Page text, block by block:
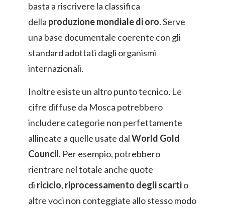
basta a riscrivere la classifica
della produzione mondiale di oro. Serve
una base documentale coerente con gli
standard adottati dagli organismi
internazionali.
Inoltre esiste un altro punto tecnico. Le
cifre diffuse da Mosca potrebbero
includere categorie non perfettamente
allineate a quelle usate dalWorld Gold
Council. Per esempio, potrebbero
rientrare nel totale anche quote
di riciclo, riprocessamento degli scartio
altre voci non conteggiate allo stesso modo